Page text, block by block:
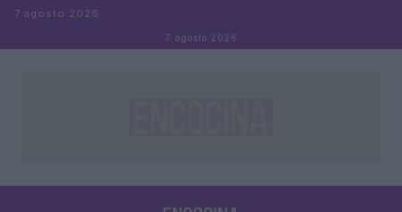
Saltar al contenido
7 agosto 2026
7 agosto 2026